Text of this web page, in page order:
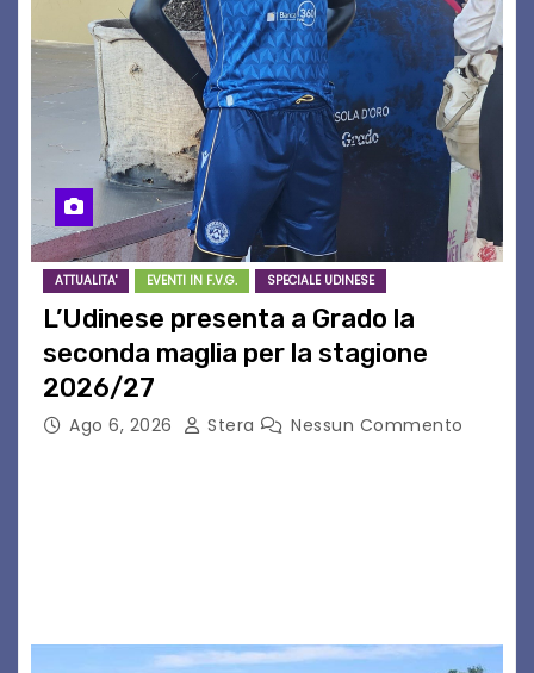
ATTUALITA' EVENTI IN F.V.G. SPECIALE UDINESE
L’Udinese presenta a Grado la
seconda maglia per la stagione
2026/27
Ago 6, 2026 Stera Nessun Commento